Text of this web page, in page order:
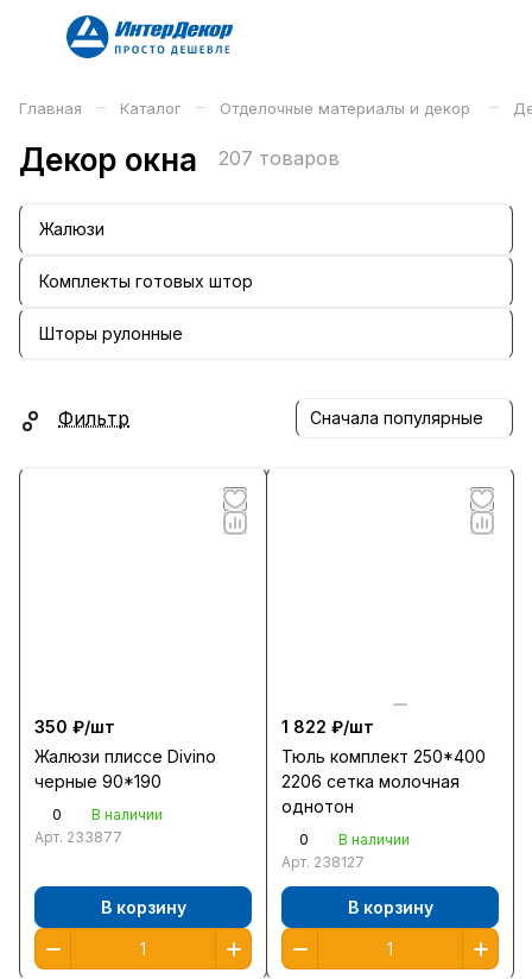
Главная – Каталог – Отделочные материалы и декор –
Декор окна 207 товаров
Жалюзи
Комплекты готовых штор
Шторы рулонные
Фильтр Сначала популярные
350 ₽/шт
Жалюзи плиссе Divino
черные 90*190
0
В наличии
Арт. 233877
В корзину
1 822 ₽/шт
Тюль комплект 250*400
2206 сетка молочная
однотон
0
В наличии
Арт. 238127
В корзину